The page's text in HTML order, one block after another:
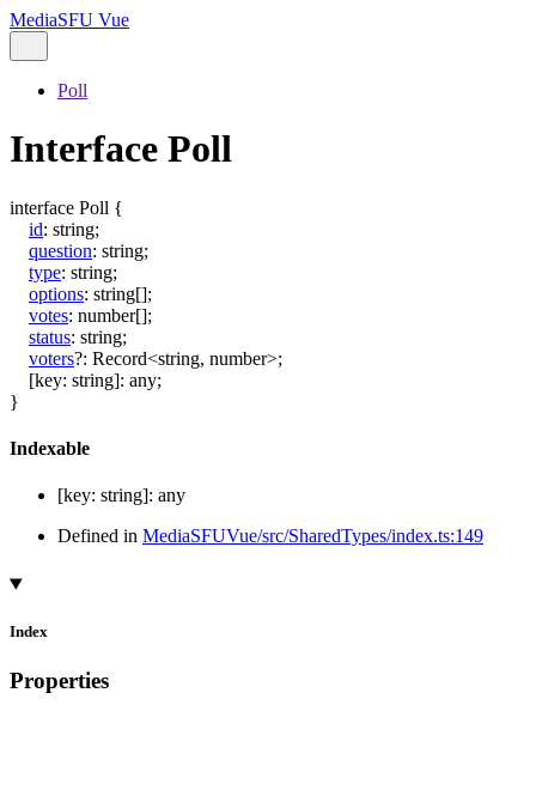
MediaSFU Vue
Poll
Interface Poll
interface Poll {
id: string;
question: string;
type: string;
options: string[];
votes: number[];
status: string;
voters?: Record<string, number>;
[key: string]: any;
}
Indexable
[key: string]: any
Defined in MediaSFUVue/src/SharedTypes/index.ts:149
Index
Properties